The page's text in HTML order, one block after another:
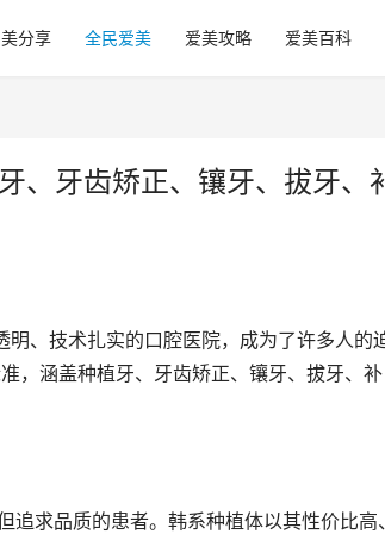
分享 全民爱美 爱美攻略 爱美百科
、牙齿矫正、镶牙、拔牙、
、技术扎实的口腔医院，成为了许多人的
，涵盖种植牙、牙齿矫正、镶牙、拔牙、补